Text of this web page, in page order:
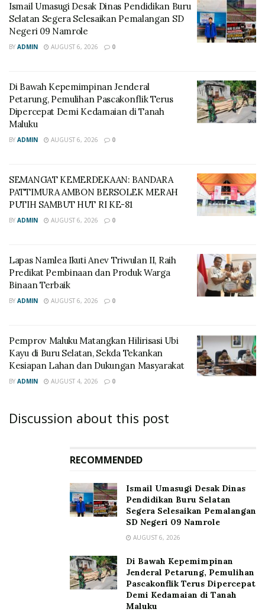
Ismail Umasugi Desak Dinas Pendidikan Buru
Selatan Segera Selesaikan Pemalangan SD
Negeri 09 Namrole
BY ADMIN AUGUST 6, 2026 0
Di Bawah Kepemimpinan Jenderal
Petarung, Pemulihan Pascakonflik Terus
Dipercepat Demi Kedamaian di Tanah
Maluku
BY ADMIN AUGUST 6, 2026 0
SEMANGAT KEMERDEKAAN: BANDARA
PATTIMURA AMBON BERSOLEK MERAH
PUTIH SAMBUT HUT RI KE-81
BY ADMIN AUGUST 6, 2026 0
Lapas Namlea Ikuti Anev Triwulan II, Raih
Predikat Pembinaan dan Produk Warga
Binaan Terbaik
BY ADMIN AUGUST 6, 2026 0
‎Pemprov Maluku Matangkan Hilirisasi Ubi
Kayu di Buru Selatan, Sekda Tekankan
Kesiapan Lahan dan Dukungan Masyarakat
BY ADMIN AUGUST 4, 2026 0
Discussion about this post
RECOMMENDED
Ismail Umasugi Desak Dinas
Pendidikan Buru Selatan
Segera Selesaikan Pemalangan
SD Negeri 09 Namrole
AUGUST 6, 2026
Di Bawah Kepemimpinan
Jenderal Petarung, Pemulihan
Pascakonflik Terus Dipercepat
Demi Kedamaian di Tanah
Maluku